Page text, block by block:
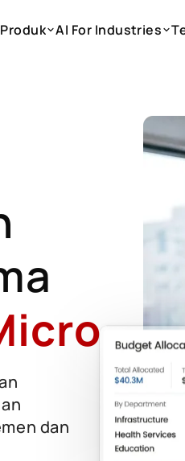
Produk AI For Industries
dan